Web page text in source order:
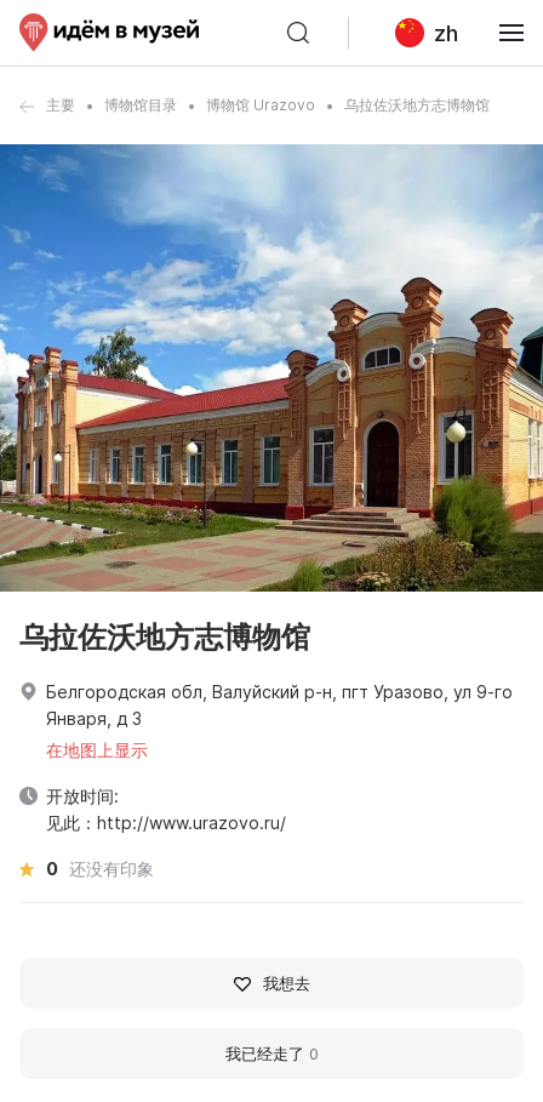
zh
主要 博物馆目录 博物馆 Urazovo 乌拉佐沃地方志博物馆
乌拉佐沃地方志博物馆
Белгородская обл, Валуйский р-н, пгт Уразово, ул 9-го
Января, д 3
在地图上显示
开放时间:
见此：http://www.urazovo.ru/
0 还没有印象
我想去
我已经走了 0